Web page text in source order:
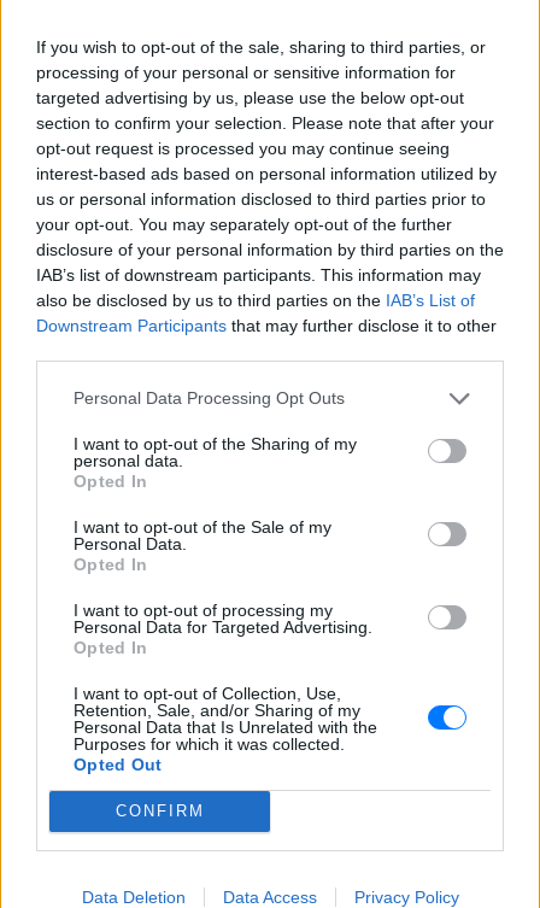
If you wish to opt-out of the sale, sharing to third parties, or
processing of your personal or sensitive information for
targeted advertising by us, please use the below opt-out
section to confirm your selection. Please note that after your
opt-out request is processed you may continue seeing
interest-based ads based on personal information utilized by
us or personal information disclosed to third parties prior to
your opt-out. You may separately opt-out of the further
disclosure of your personal information by third parties on the
IAB’s list of downstream participants. This information may
also be disclosed by us to third parties on the IAB’s List of
Downstream Participants that may further disclose it to other
Personal Data Processing Opt Outs
I want to opt-out of the Sharing of my
personal data.
Opted In
I want to opt-out of the Sale of my
Personal Data.
Opted In
I want to opt-out of processing my
Personal Data for Targeted Advertising.
Opted In
I want to opt-out of Collection, Use,
Retention, Sale, and/or Sharing of my
Personal Data that Is Unrelated with the
Purposes for which it was collected.
Opted Out
CONFIRM
Data Deletion Data Access Privacy Policy
Σήμερα ο δημοφιλής παρουσιαστής ασχολείται με
την φωτογραφία και παρουσιάζει δικές του
εκθέσεις φωτογραφίας αποσπώντας πολύ θετικές